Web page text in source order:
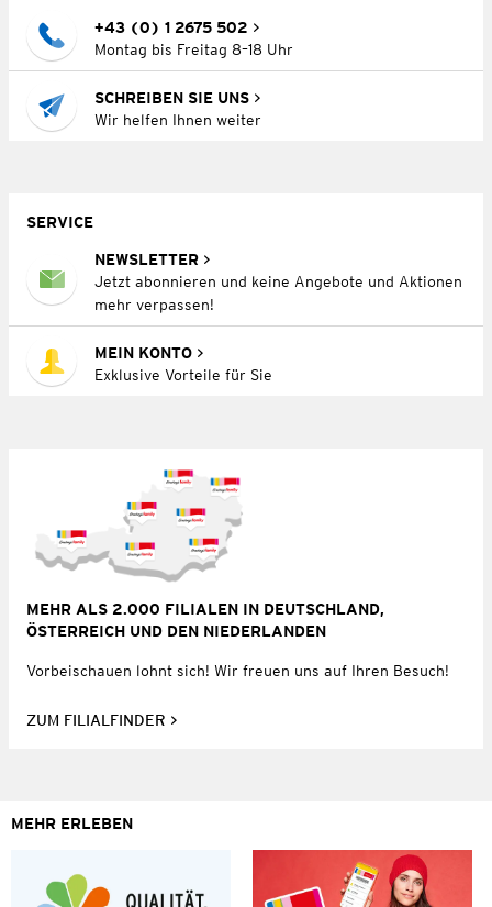
+43 (0) 1 2675 502
Montag bis Freitag 8–18 Uhr
SCHREIBEN SIE UNS
Wir helfen Ihnen weiter
SERVICE
NEWSLETTER
Jetzt abonnieren und keine Angebote und Aktionen
mehr verpassen!
MEIN KONTO
Exklusive Vorteile für Sie
MEHR ALS 2.000 FILIALEN IN DEUTSCHLAND,
ÖSTERREICH UND DEN NIEDERLANDEN
Vorbeischauen lohnt sich! Wir freuen uns auf Ihren Besuch!
ZUM FILIALFINDER
MEHR ERLEBEN